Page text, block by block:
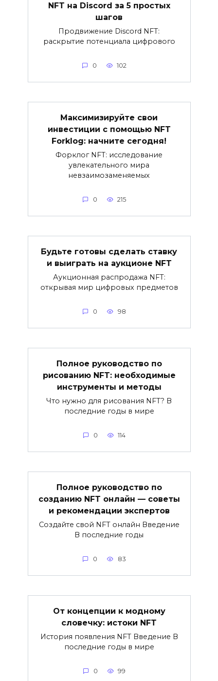
NFT на Discord за 5 простых
шагов
Продвижение Discord NFT:
раскрытие потенциала цифрового
0 102
Максимизируйте свои
инвестиции с помощью NFT
Forklog: начните сегодня!
Форклог NFT: исследование
увлекательного мира
невзаимозаменяемых
0 215
Будьте готовы сделать ставку
и выиграть на аукционе NFT
Аукционная распродажа NFT:
открывая мир цифровых предметов
0 98
Полное руководство по
рисованию NFT: необходимые
инструменты и методы
Что нужно для рисования NFT? В
последние годы в мире
0 114
Полное руководство по
созданию NFT онлайн — советы
и рекомендации экспертов
Создайте свой NFT онлайн Введение
В последние годы
0 83
От концепции к модному
словечку: истоки NFT
История появления NFT Введение В
последние годы в мире
0 99